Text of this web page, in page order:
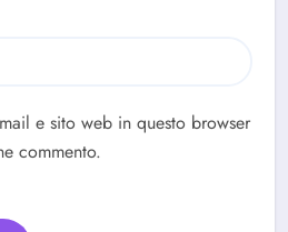
e sito web in questo browser
commento.